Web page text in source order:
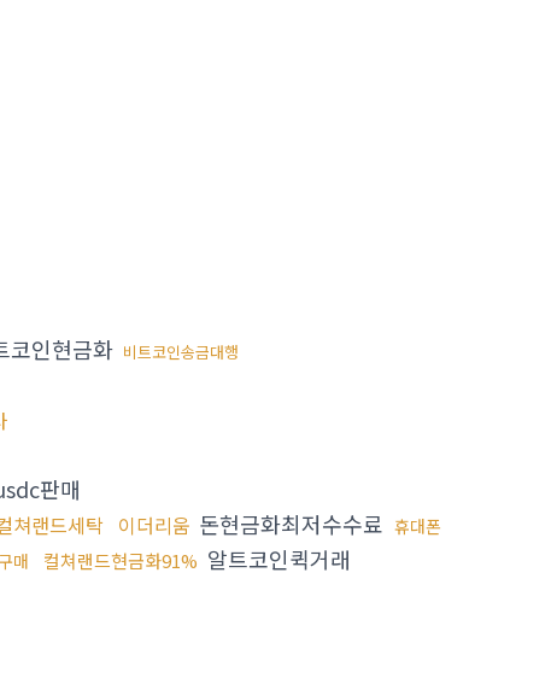
코인현금화 비트코인송금대행
판매
쳐랜드세탁 이더리움 돈현금화최저수수료 휴대폰
매 컬쳐랜드현금화91% 알트코인퀵거래